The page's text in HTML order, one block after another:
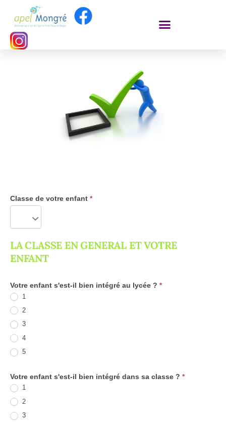
Classes de
secondes
CC
2025-
2026
2ndes
Classe de votre enfant *
LA CLASSE EN GENERAL ET VOTRE
ENFANT
Votre enfant s'est-il bien intégré au lycée ? *
1
2
3
4
5
Votre enfant s'est-il bien intégré dans sa classe ? *
1
2
3